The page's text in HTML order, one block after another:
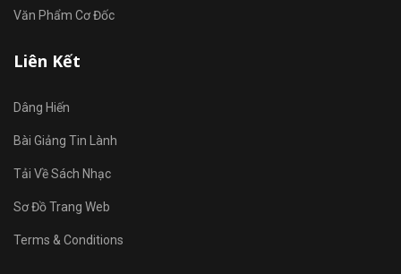
Văn Phẩm Cơ Đốc
Liên Kết
Dâng Hiến
Bài Giảng Tin Lành
Tải Về Sách Nhạc
Sơ Đồ Trang Web
Terms & Conditions